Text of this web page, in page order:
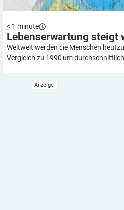
< 1 minute
Lebenserwartung steigt
Weltweit werden die Menschen
Vergleich zu 1990 um